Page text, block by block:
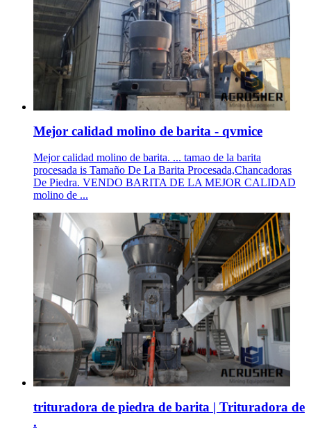
Mejor calidad molino de barita - qvmice
Mejor calidad molino de barita. ... tamao de la barita
procesada is Tamaño De La Barita Procesada,Chancadoras
De Piedra. VENDO BARITA DE LA MEJOR CALIDAD
molino de ...
trituradora de piedra de barita | Trituradora de
.